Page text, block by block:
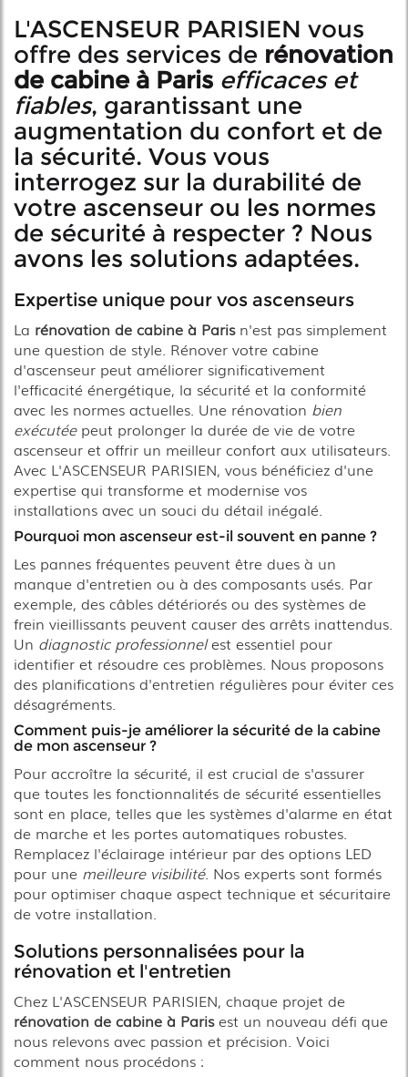
L'ASCENSEUR PARISIEN vous
offre des services de rénovation
de cabine à Paris efficaces et
fiables, garantissant une
augmentation du confort et de
la sécurité. Vous vous
interrogez sur la durabilité de
votre ascenseur ou les normes
de sécurité à respecter ? Nous
avons les solutions adaptées.
Expertise unique pour vos ascenseurs
La rénovation de cabine à Parisn'est pas simplement
une question de style. Rénover votre cabine
d'ascenseur peut améliorer significativement
l'efficacité énergétique, la sécurité et la conformité
avec les normes actuelles. Une rénovation bien
exécutéepeut prolonger la durée de vie de votre
ascenseur et offrir un meilleur confort aux utilisateurs.
Avec L'ASCENSEUR PARISIEN, vous bénéficiez d'une
expertise qui transforme et modernise vos
installations avec un souci du détail inégalé.
Pourquoi mon ascenseur est-il souvent en panne ?
Les pannes fréquentes peuvent être dues à un
manque d'entretien ou à des composants usés. Par
exemple, des câbles détériorés ou des systèmes de
frein vieillissants peuvent causer des arrêts inattendus.
Un diagnostic professionnelest essentiel pour
identifier et résoudre ces problèmes. Nous proposons
des planifications d'entretien régulières pour éviter ces
désagréments.
Comment puis-je améliorer la sécurité de la cabine
de mon ascenseur ?
Pour accroître la sécurité, il est crucial de s'assurer
que toutes les fonctionnalités de sécurité essentielles
sont en place, telles que les systèmes d'alarme en état
de marche et les portes automatiques robustes.
Remplacez l'éclairage intérieur par des options LED
pour une meilleure visibilité. Nos experts sont formés
pour optimiser chaque aspect technique et sécuritaire
de votre installation.
Solutions personnalisées pour la
rénovation et l'entretien
Chez L'ASCENSEUR PARISIEN, chaque projet de
rénovation de cabine à Parisest un nouveau défi que
nous relevons avec passion et précision. Voici
comment nous procédons :